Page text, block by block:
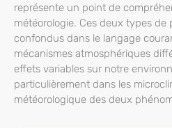
représente un point de
météorologie. Ces deux types
confondus dans le langage
mécanismes atmosphériques
effets variables sur notre
particulièrement dans les
météorologique des deux